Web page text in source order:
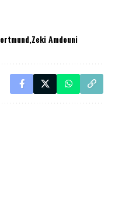
Zeki Amdouni